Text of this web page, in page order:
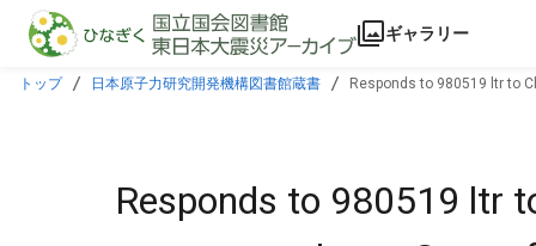
本文に飛ぶ
ギャラリー
トップ 日本原子力研究開発機構図書館蔵書 Responds to 980519 ltr to
Responds to 980519 ltr